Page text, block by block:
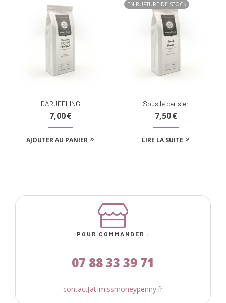
DARJEELING
7,00€
AJOUTER AU PANIER
EN RUPTURE DE STOCK
Sous le cerisier
7,50€
LIRE LA SUITE
POUR COMMANDER :
07 88 33 39 71
contact[at]missmoneypenny.fr